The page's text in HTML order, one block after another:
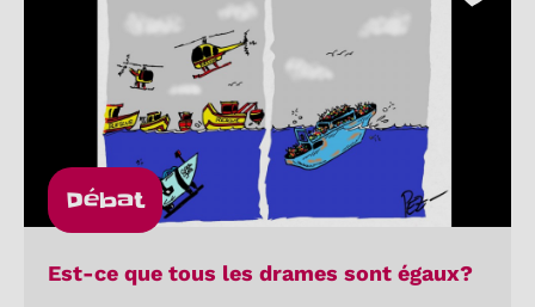
Débat
Est-ce que tous les drames sont égaux?